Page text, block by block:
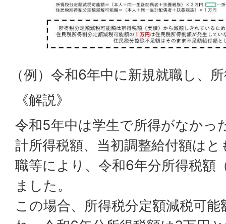
（例）令和6年中に新規就職し、
《解説》
令和5年中は学生で所得がなかっ
計所得税額、当初調整給付額は
職等により、令和6年分所得税額
ました。
この場合、所得税分定額減税可